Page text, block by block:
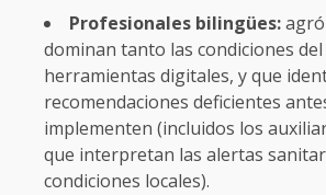
Profesionales bilingües:
dominan tanto las condiciones
herramientas digitales, y que
recomendaciones deficientes
implementen (incluidos los
que interpretan las alertas
condiciones locales).